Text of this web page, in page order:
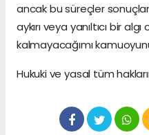
ancak bu süreçler
aykırı veya yanıltıcı bir
kalmayacağımı
Hukuki ve yasal tüm